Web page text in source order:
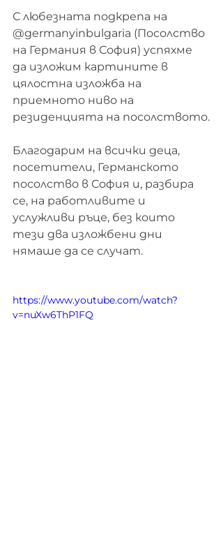
С любезната подкрепа на
@germanyinbulgaria (Посолство
на Германия в София) успяхме
да изложим картините в
цялостна изложба на
приемното ниво на
резиденцията на посолството.
Благодарим на всички деца,
посетители, Германското
посолство в София и, разбира
се, на работливите и
услужливи ръце, без които
тези два изложбени дни
нямаше да се случат.
https://www.youtube.com/watch?
v=nuXw6ThP1FQ